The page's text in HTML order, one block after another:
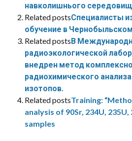
навколишнього
Related postsСпециалисты
обучение в
Related postsВ
радиоэкологической
внедрен метод
радиохимического
изотопов.
Related postsTraining:
analysis of 90Sr, 234U,
samples